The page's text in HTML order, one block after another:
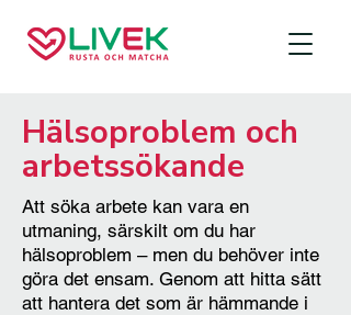
Hälsoproblem och
arbetssökande
Att söka arbete kan vara en
utmaning, särskilt om du har
hälsoproblem – men du behöver inte
göra det ensam. Genom att hitta sätt
att hantera det som är hämmande i